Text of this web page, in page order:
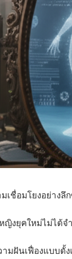
ชื่อมโยงอย่างลึ
ญิงยุคใหม่ไม่ได้
มฝันเฟื่องแบบ